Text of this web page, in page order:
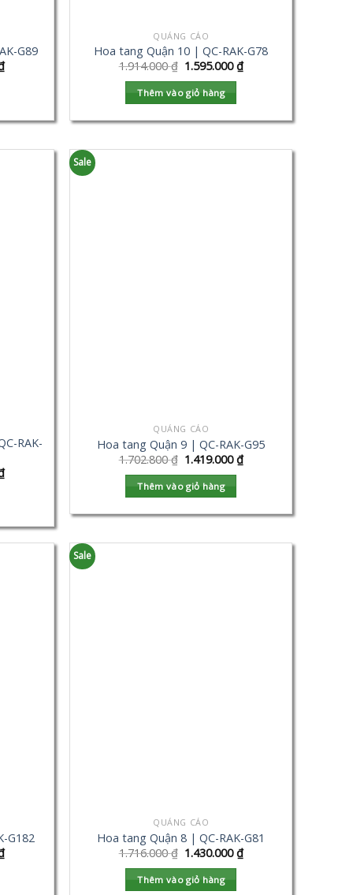
G89
QUẢNG CÁO
Hoa tang Quận 10 | QC-RAK-G78
1.914.000₫ 1.595.000₫
Thêm vào giỏ hàng
RAK-
Sale
QUẢNG CÁO
Hoa tang Quận 9 | QC-RAK-G95
1.702.800₫ 1.419.000₫
Thêm vào giỏ hàng
G182
Sale
QUẢNG CÁO
Hoa tang Quận 8 | QC-RAK-G81
1.716.000₫ 1.430.000₫
Thêm vào giỏ hàng